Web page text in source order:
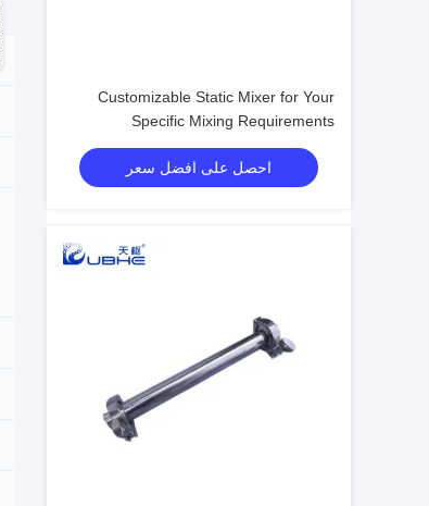
Customizable Static Mixer for Your
Specific Mixing Requirements
احصل على افضل سعر